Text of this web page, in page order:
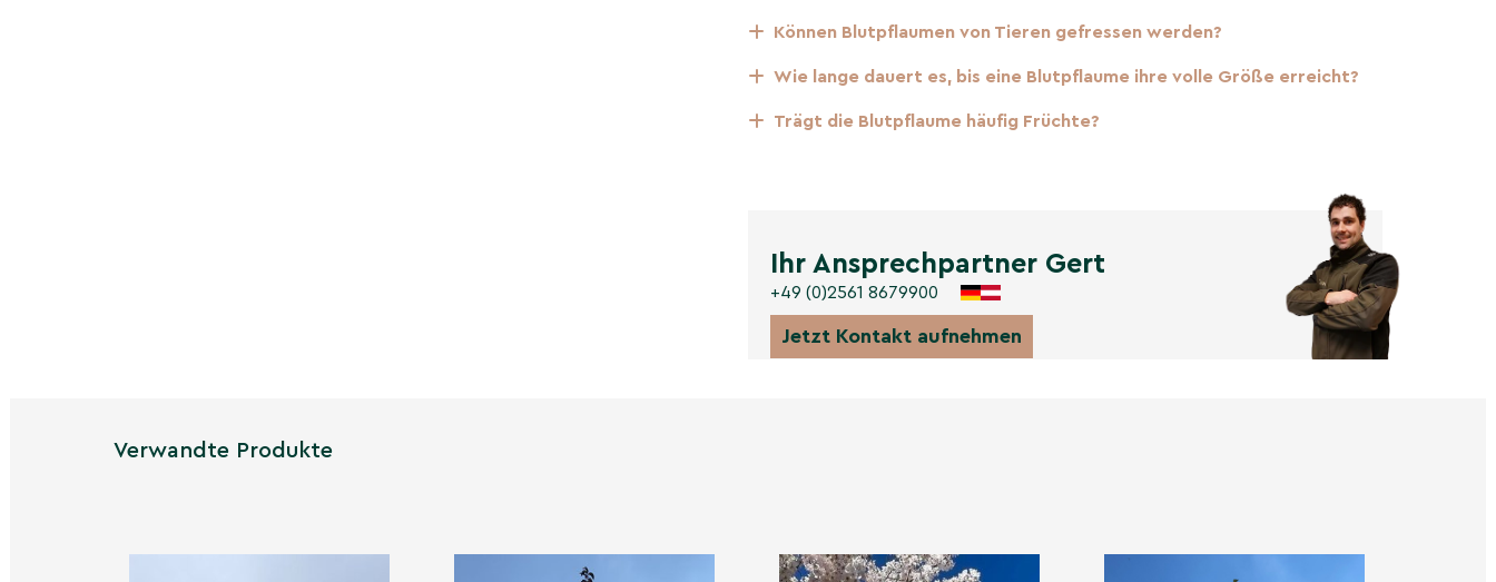
Spätwinter die Blüten- und Fruchtproduktion unterstützen kann. Zudem
sind eine angemessene Wasser- und Nährstoffversorgung während der
Blättern und Blüten liegt und nicht in der Fruchtproduktion, die durch
Können Blutpflaumen von Tieren gefressen werden?
Wie lange dauert es, bis eine Blutpflaume ihre volle Größe erreicht?
Trägt die Blutpflaume häufig Früchte?
Ihr Ansprechpartner Gert
+49 (0)2561 8679900
Jetzt Kontakt aufnehmen
Verwandte Produkte